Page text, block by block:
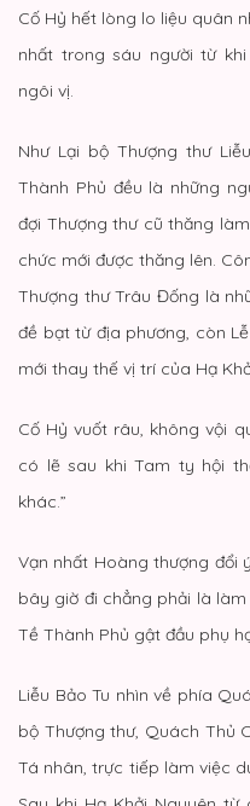
Cố Hỷ hết lòng lo liệu quân
nhất trong sáu người từ
ngôi vị.
Như Lại bộ Thượng thư
Thành Phủ đều là những
đợi Thượng thư cũ thăng
chức mới được thăng lên.
Thượng thư Trâu Đống là
đề bạt từ địa phương, còn
mới thay thế vị trí của Hạ
Cố Hỷ vuốt râu, không vội
có lẽ sau khi Tam ty hội
khác.”
Vạn nhất Hoàng thượng đổi
bây giờ đi chẳng phải là
Tề Thành Phủ gật đầu phụ
Liễu Bảo Tu nhìn về phía
bộ Thượng thư, Quách Thủ
Tá nhân, trực tiếp làm việc